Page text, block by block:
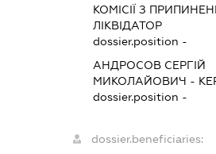
КОМІСІЇ З
ЛІКВІДАТОР
dossier.position -
АНДРОСОВ СЕРГІЙ
МИКОЛАЙОВИЧ -
dossier.position -
dossier.beneficiaries: